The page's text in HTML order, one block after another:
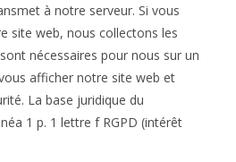
à notre serveur. Si vous
site web, nous collectons les
nécessaires pour nous sur un
afficher notre site web et
La base juridique du
1 p. 1 lettre f RGPD (intérêt